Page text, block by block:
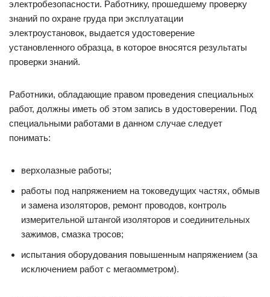
электробезопасности. Работнику, прошедшему проверку
знаний по охране груда при эксплуатации
электроустановок, выдается удостоверение
установленного образца, в которое вносятся результаты
проверки знаний.
Работники, обладающие правом проведения специальных
работ, должны иметь об этом запись в удостоверении. Под
специальными работами в данном случае следует
понимать:
верхолазные работы;
работы под напряжением на токоведущих частях, обмыв
и за­мена изоляторов, ремонт проводов, контроль
измерительной штангой изоляторов и соединительных
зажимов, смазка тросов;
испытания оборудования повышенным напряжением (за
исключением работ с мегаомметром).